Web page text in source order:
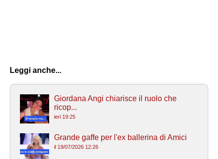
Leggi anche...
Giordana Angi chiarisce il ruolo che
ricop...
ieri 19:25
Grande gaffe per l'ex ballerina di Amici
il 19/07/2026 12:26